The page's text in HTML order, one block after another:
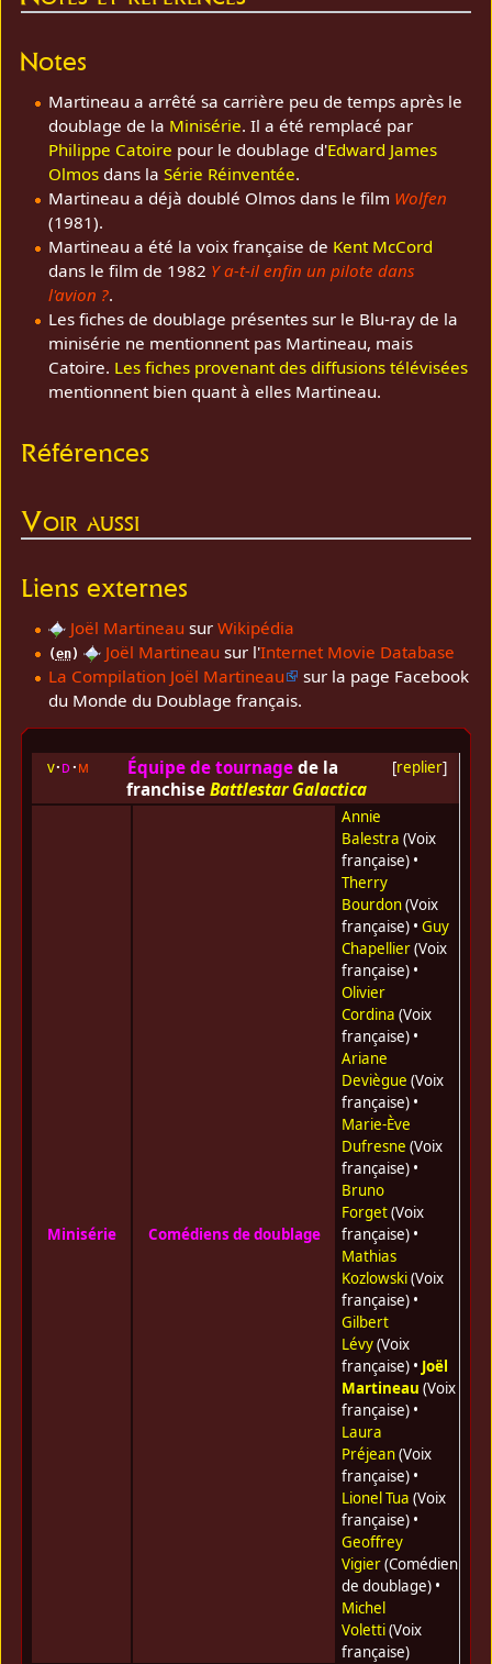
Notes
Martineau a arrêté sa carrière peu de temps après le
doublage de la Minisérie. Il a été remplacé par
Philippe Catoire pour le doublage d'Edward James
Olmosdans la Série Réinventée.
Martineau a déjà doublé Olmos dans le film Wolfen
(1981).
Martineau a été la voix française de Kent McCord
dans le film de 1982 Y a-t-il enfin un pilote dans
l'avion ?.
Les fiches de doublage présentes sur le Blu-ray de la
minisérie ne mentionnent pas Martineau, mais
Catoire. Les fiches provenant des diffusions télévisées
mentionnent bien quant à elles Martineau.
Références
Voir aussi
Liens externes
Joël Martineau sur Wikipédia
(en) Joël Martineau sur l'Internet Movie Database
La Compilation Joël Martineau
sur la page Facebook
du Monde du Doublage français.
[replier]
v d m Équipe de tournagede la
franchiseBattlestar Galactica
Minisérie Comédiens de doublage
Annie
Balestra (Voix
française) •
Therry
Bourdon(Voix
française) • Guy
Chapellier(Voix
française) •
Olivier
Cordina (Voix
française) •
Ariane
Deviègue (Voix
française) •
Marie-Ève
Dufresne (Voix
française) •
Bruno
Forget(Voix
française) •
Mathias
Kozlowski(Voix
française) •
Gilbert
Lévy(Voix
française) • Joël
Martineau (Voix
française) •
Laura
Préjean(Voix
française) •
Lionel Tua (Voix
française) •
Geoffrey
Vigier(Comédien
de doublage) •
Michel
Voletti(Voix
française)